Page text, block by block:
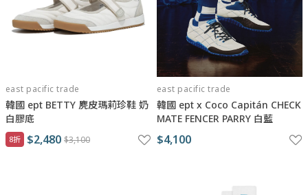
east pacific trade
韓國 ept BETTY 麂皮瑪莉珍鞋 奶
白膠底
8折 $2,480 $3,100
east pacific trade
韓國 ept x Coco Capitán CHECK
MATE FENCER PARRY 白藍
$4,100